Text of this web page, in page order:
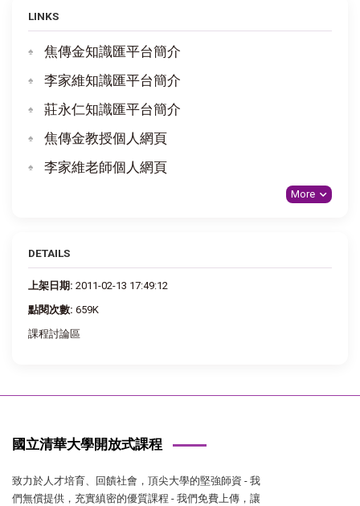
LINKS
焦傳金知識匯平台簡介
李家維知識匯平台簡介
莊永仁知識匯平台簡介
焦傳金教授個人網頁
李家維老師個人網頁
More
DETAILS
上架日期: 2011-02-13 17:49:12
點閱次數: 659K
課程討論區
國立清華大學開放式課程
致力於人才培育、回饋社會，頂尖大學的堅強師資 - 我
們無償提供，充實縝密的優質課程 - 我們免費上傳，讓